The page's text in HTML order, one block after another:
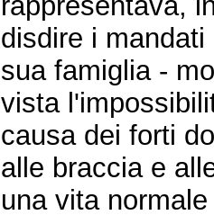
disdire i
sua famiglia -
vista
causa dei forti
alle braccia e
una vita